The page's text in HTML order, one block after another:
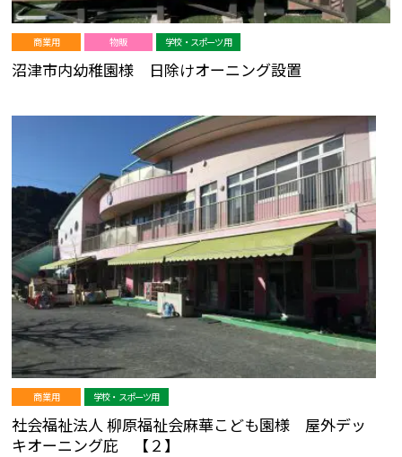
商業用 物販 学校・スポーツ用
沼津市内幼稚園様 日除けオーニング設置
商業用 学校・スポーツ用
社会福祉法人 柳原福祉会麻華こども園様 屋外デッ
キオーニング庇 【２】